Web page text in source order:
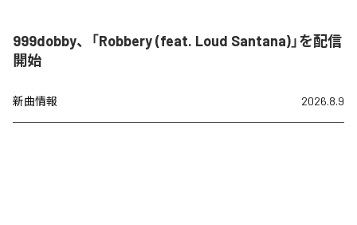
999dobby、「Robbery (feat. Loud Santana)」を配信
開始
新曲情報 2026.8.9